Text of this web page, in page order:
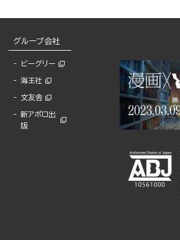
グループ会社
ビーグリー
海王社
文友舎
新アポロ出
版